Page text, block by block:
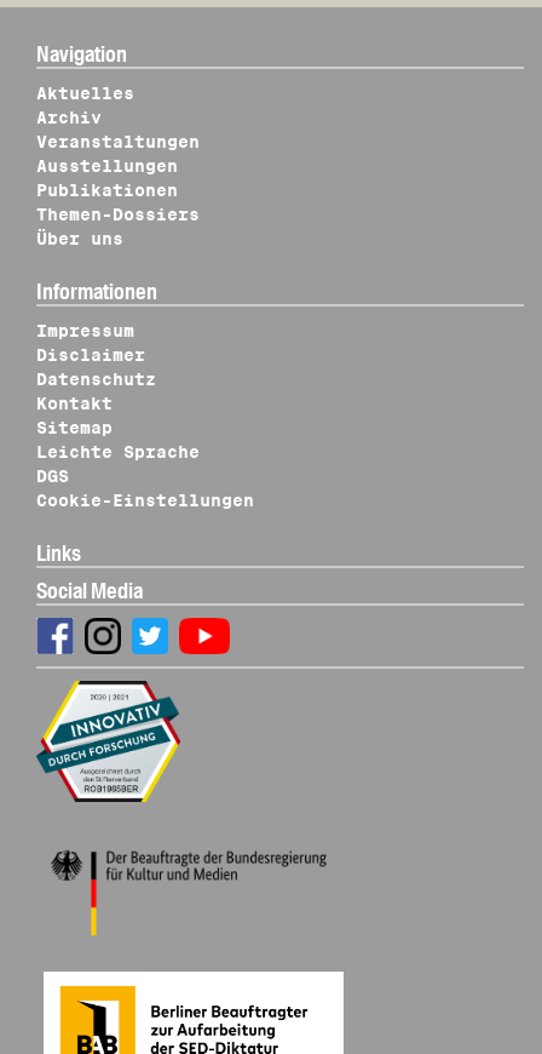
Navigation
Aktuelles
Archiv
Veranstaltungen
Ausstellungen
Publikationen
Themen-Dossiers
Über uns
Informationen
Impressum
Disclaimer
Datenschutz
Kontakt
Sitemap
Leichte Sprache
DGS
Cookie-Einstellungen
Links
Social Media